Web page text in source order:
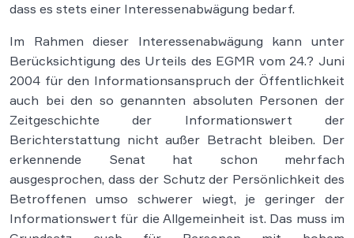
dass es stets einer Interessenabwägung bedarf.
Im Rahmen dieser Interessenabwägung kann unter
Berücksichtigung des Urteils des EGMR vom 24.? Juni
2004 für den Informationsanspruch der Öffentlichkeit
auch bei den so genannten absoluten Personen der
Zeitgeschichte der Informationswert der
Berichterstattung nicht außer Betracht bleiben. Der
erkennende Senat hat schon mehrfach
ausgesprochen, dass der Schutz der Persönlichkeit des
Betroffenen umso schwerer wiegt, je geringer der
Informationswert für die Allgemeinheit ist. Das muss im